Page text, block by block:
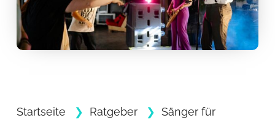
Startseite Ratgeber
Sänger für